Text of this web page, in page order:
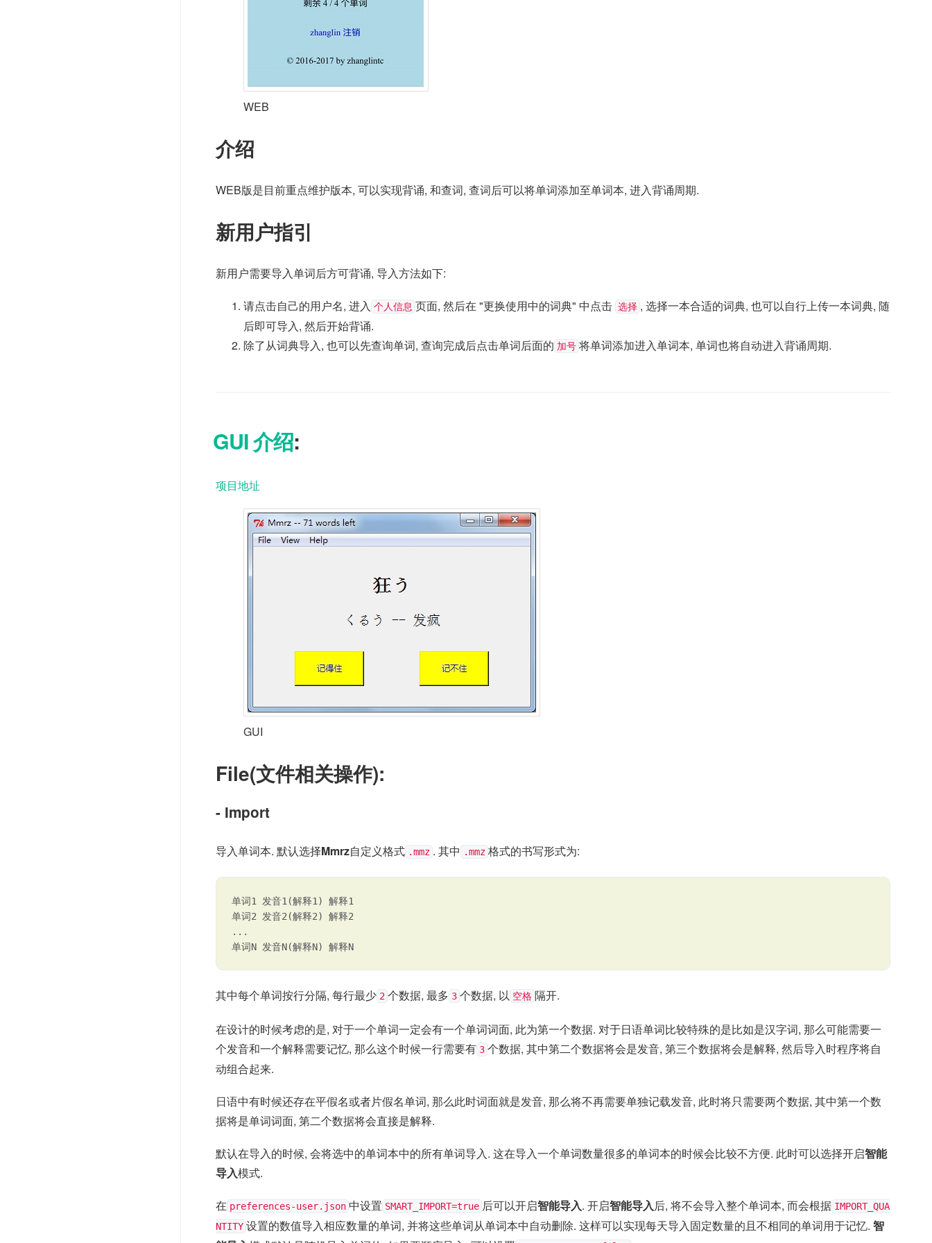
WEB
介绍
WEB版是目前重点维护版本, 可以实现背诵, 和查词, 查词后可以将单词添加至单词本, 进入背诵周期.
新用户指引
新用户需要导入单词后方可背诵, 导入方法如下:
请点击自己的用户名, 进入 个人信息 页面, 然后在 "更换使用中的词典" 中点击 选择 , 选择一本合适的词典, 也可以自行上传一本词典, 随
后即可导入, 然后开始背诵.
除了从词典导入, 也可以先查询单词, 查询完成后点击单词后面的 加号 将单词添加进入单词本, 单词也将自动进入背诵周期.
GUI 介绍:
项目地址
GUI
File(文件相关操作):
- Import
导入单词本. 默认选择Mmrz自定义格式 .mmz . 其中 .mmz 格式的书写形式为:
单词1 发音1(解释1) 解释1
单词2 发音2(解释2) 解释2
...
单词N 发音N(解释N) 解释N
其中每个单词按行分隔, 每行最少 2 个数据, 最多 3 个数据, 以 空格 隔开.
在设计的时候考虑的是, 对于一个单词一定会有一个单词词面, 此为第一个数据. 对于日语单词比较特殊的是比如是汉字词, 那么可能需要一
个发音和一个解释需要记忆, 那么这个时候一行需要有 3 个数据, 其中第二个数据将会是发音, 第三个数据将会是解释, 然后导入时程序将自
动组合起来.
日语中有时候还存在平假名或者片假名单词, 那么此时词面就是发音, 那么将不再需要单独记载发音, 此时将只需要两个数据, 其中第一个数
据将是单词词面, 第二个数据将会直接是解释.
默认在导入的时候, 会将选中的单词本中的所有单词导入. 这在导入一个单词数量很多的单词本的时候会比较不方便. 此时可以选择开启智能
导入模式.
在 preferences-user.json 中设置 SMART_IMPORT=true 后可以开启智能导入. 开启智能导入后, 将不会导入整个单词本, 而会根据 IMPORT_QUA
NTITY 设置的数值导入相应数量的单词, 并将这些单词从单词本中自动删除. 这样可以实现每天导入固定数量的且不相同的单词用于记忆. 智